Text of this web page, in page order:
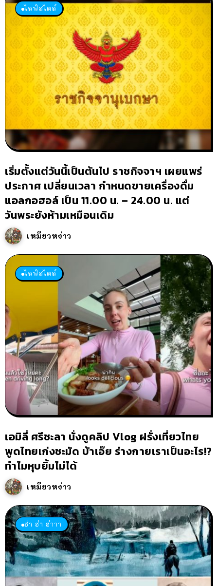
ไลฟ์สไตล์
เริ่มตั้งแต่วันนี้เป็นต้นไป ราชกิจจาฯ เผยแพร่
ประกาศ เปลี่ยนเวลา กำหนดขายเครื่องดื่ม
แอลกอฮอล์ เป็น 11.00 น. – 24.00 น. แต่
วันพระยังห้ามเหมือนเดิม
เหมียวหง่าว
ไลฟ์สไตล์
เอมิลี่ ศรีชะลา นั่งดูคลิป Vlog ฝรั่งเที่ยวไทย
พูดไทยเก่งชะมัด บ้าเอ๊ย ร่างกายเราเป็นอะไร!?
ทำไมหุบยิ้มไม่ได้
เหมียวหง่าว
ฮ่า ฮ่า ฮ่าาา